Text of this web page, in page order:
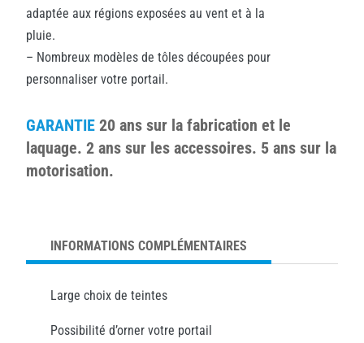
adaptée aux régions exposées au vent et à la
pluie.
– Nombreux modèles de tôles découpées pour
personnaliser votre portail.
GARANTIE 20 ans sur la fabrication et le
laquage. 2 ans sur les accessoires. 5 ans sur la
motorisation.
INFORMATIONS COMPLÉMENTAIRES
Large choix de teintes
Possibilité d’orner votre portail